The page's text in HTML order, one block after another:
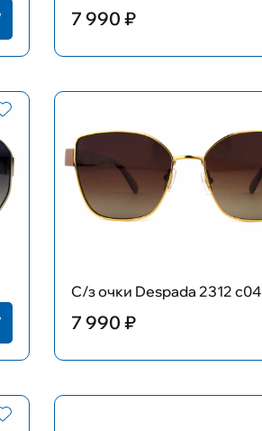
7 990 ₽
С/з очки Despada 2312 c04
7 990 ₽